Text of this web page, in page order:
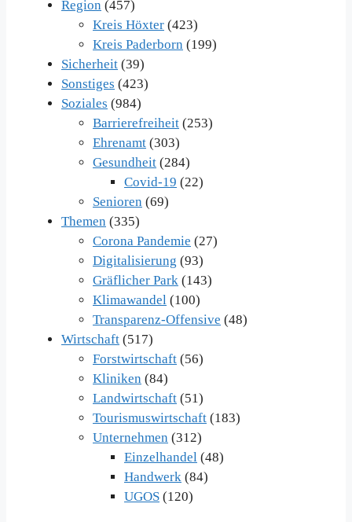
Region (457)
Kreis Höxter (423)
Kreis Paderborn (199)
Sicherheit (39)
Sonstiges (423)
Soziales (984)
Barrierefreiheit (253)
Ehrenamt (303)
Gesundheit (284)
Covid-19 (22)
Senioren (69)
Themen (335)
Corona Pandemie (27)
Digitalisierung (93)
Gräflicher Park (143)
Klimawandel (100)
Transparenz-Offensive (48)
Wirtschaft (517)
Forstwirtschaft (56)
Kliniken (84)
Landwirtschaft (51)
Tourismuswirtschaft (183)
Unternehmen (312)
Einzelhandel (48)
Handwerk (84)
UGOS (120)